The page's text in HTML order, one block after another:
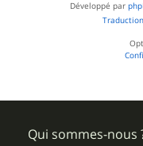
Développé par
Qui sommes-nous